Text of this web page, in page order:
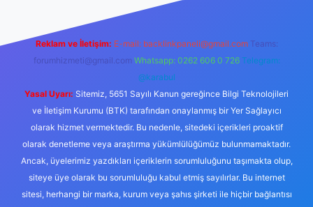
Reklam ve İletişim: E-mail: backlinkpaneli@gmail.com Teams:
forumhizmeti@gmail.com Whatsapp: 0262 606 0 726 Telegram:
@karabul
Yasal Uyarı: Sitemiz, 5651 Sayılı Kanun gereğince Bilgi Teknolojileri
ve İletişim Kurumu (BTK) tarafından onaylanmış bir Yer Sağlayıcı
olarak hizmet vermektedir. Bu nedenle, sitedeki içerikleri proaktif
olarak denetleme veya araştırma yükümlülüğümüz bulunmamaktadır.
Ancak, üyelerimiz yazdıkları içeriklerin sorumluluğunu taşımakta olup,
siteye üye olarak bu sorumluluğu kabul etmiş sayılırlar. Bu internet
sitesi, herhangi bir marka, kurum veya şahıs şirketi ile hiçbir bağlantısı